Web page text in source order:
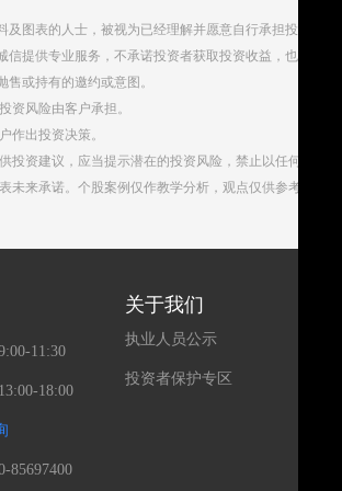
及图表的人士，被视为已经理解并愿意自行承担投资服
信提供专业服务，不承诺投资者获取投资收益，也不与
或持有的邀约或意图。
资风险由客户承担。
作出投资决策。
投资建议，应当提示潜在的投资风险，禁止以任何方式
未来承诺。个股案例仅作教学分析，观点仅供参考。股
11:30
18:00
85697400
关于我们
执业人员公示
投资者保护专区